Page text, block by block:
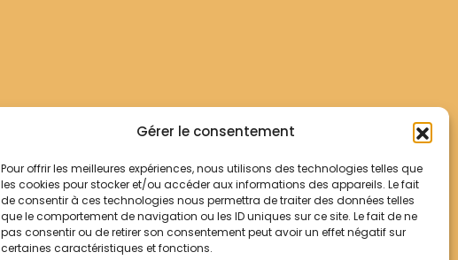
Gérer le consentement
Pour offrir les meilleures expériences, nous utilisons des technologies telles que
les cookies pour stocker et/ou accéder aux informations des appareils. Le fait
de consentir à ces technologies nous permettra de traiter des données telles
que le comportement de navigation ou les ID uniques sur ce site. Le fait de ne
pas consentir ou de retirer son consentement peut avoir un effet négatif sur
certaines caractéristiques et fonctions.